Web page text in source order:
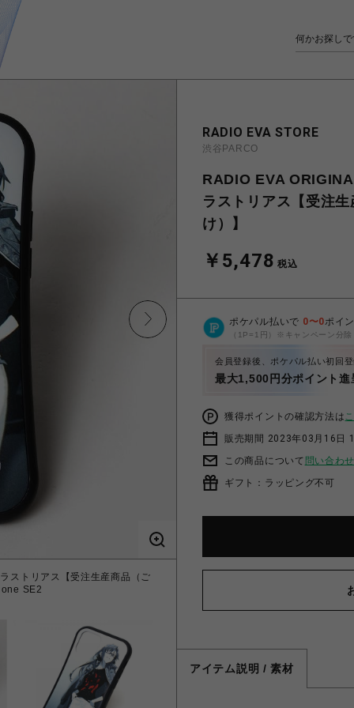
ストリアス【受注生産商品（ご
SE2
RADIO EVA STORE
渋谷PARCO
RADIO EVA
ラストリアス【受注
け）】
￥5,478 税込
ポケパル払いで 0〜0ポイ
（1P=1円）※キャンペーン分除
会員登録後、ポケパル払い初回
最大1,500円分ポイント進
獲得ポイントの確認方法は
販売期間 2023年03月16日
この商品について 問い合わ
ギフト：ラッピング不可
アイテム説明 / 素材